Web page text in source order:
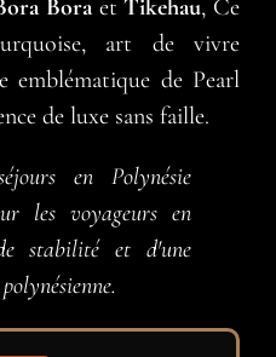
BoraetTikehau, Ce
art de vivre
emblématique de Pearl
de luxe sans faille.
en Polynésie
les voyageurs en
stabilité et d'une